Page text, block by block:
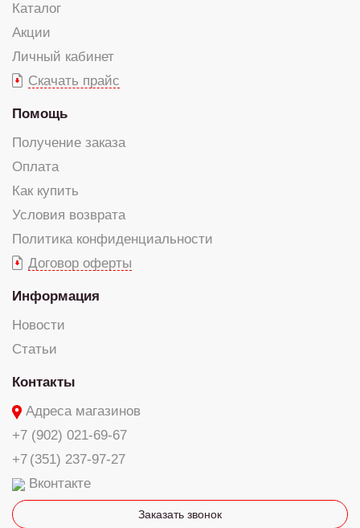
Каталог
Акции
Личный кабинет
Скачать прайс
Помощь
Получение заказа
Оплата
Как купить
Условия возврата
Политика конфиденциальности
Договор оферты
Информация
Новости
Статьи
Контакты
Адреса магазинов
+7 (902) 021-69-67
+7 (351) 237-97-27
Вконтакте
Заказать звонок